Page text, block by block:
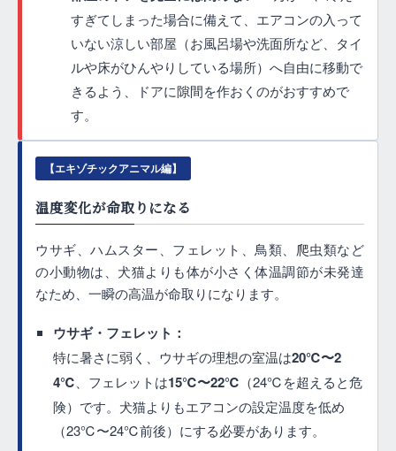
すぎてしまった場合に備えて、エアコンの入って
いない涼しい部屋（お風呂場や洗面所など、タイ
ルや床がひんやりしている場所）へ自由に移動で
きるよう、ドアに隙間を作おくのがおすすめで
す。
【エキゾチックアニマル編】
温度変化が命取りになる
ウサギ、ハムスター、フェレット、鳥類、爬虫類など
の小動物は、犬猫よりも体が小さく体温調節が未発達
なため、一瞬の高温が命取りになります。
ウサギ・フェレット：
特に暑さに弱く、ウサギの理想の室温は20℃〜2
4℃ 、フェレットは15℃〜22℃ （24℃を超えると危
険）です。犬猫よりもエアコンの設定温度を低め
（23℃〜24℃前後）にする必要があります。